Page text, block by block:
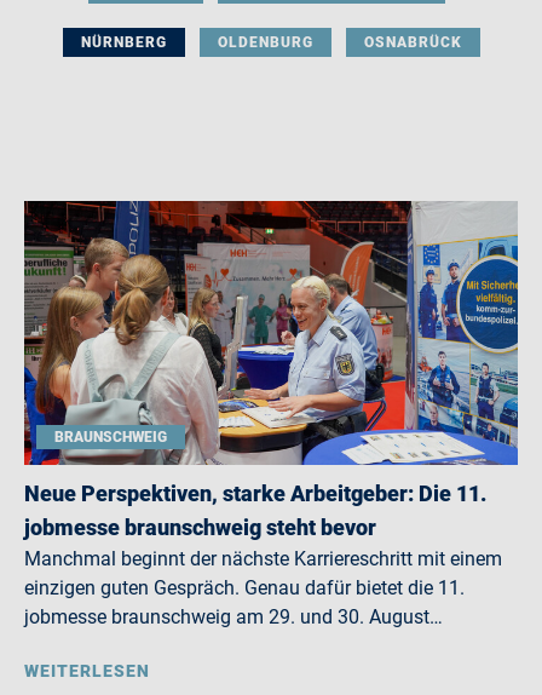
NÜRNBERG OLDENBURG OSNABRÜCK
BRAUNSCHWEIG
Neue Perspektiven, starke Arbeitgeber: Die 11.
jobmesse braunschweig steht bevor
Manchmal beginnt der nächste Karriereschritt mit einem
einzigen guten Gespräch. Genau dafür bietet die 11.
jobmesse braunschweig am 29. und 30. August…
WEITERLESEN